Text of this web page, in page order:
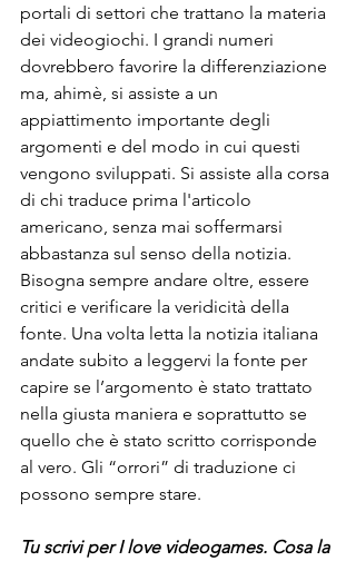
portali di settori che trattano la materia
dei videogiochi. I grandi numeri
dovrebbero favorire la differenziazione
ma, ahimè, si assiste a un
appiattimento importante degli
argomenti e del modo in cui questi
vengono sviluppati. Si assiste alla corsa
di chi traduce prima l'articolo
americano, senza mai soffermarsi
abbastanza sul senso della notizia.
Bisogna sempre andare oltre, essere
critici e verificare la veridicità della
fonte. Una volta letta la notizia italiana
andate subito a leggervi la fonte per
capire se l’argomento è stato trattato
nella giusta maniera e soprattutto se
quello che è stato scritto corrisponde
al vero. Gli “orrori” di traduzione ci
possono sempre stare.
Tu scrivi per I love videogames. Cosa la